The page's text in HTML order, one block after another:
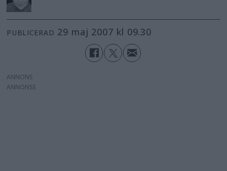
PUBLICERAD 29 maj 2007 kl 09.30
ANNONS